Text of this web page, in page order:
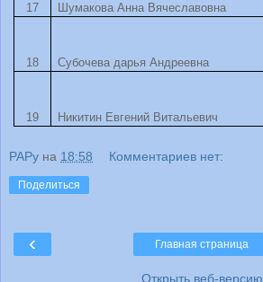
17 Шумакова Анна Вячеславовна
18 Субочева дарья Андреевна
19 Никитин Евгений Витальевич
PAPy на 18:58 Комментариев нет:
Поделиться
‹ Главная страница
Открыть веб-версию